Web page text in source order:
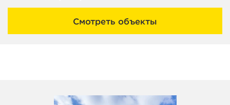
Смотреть объекты